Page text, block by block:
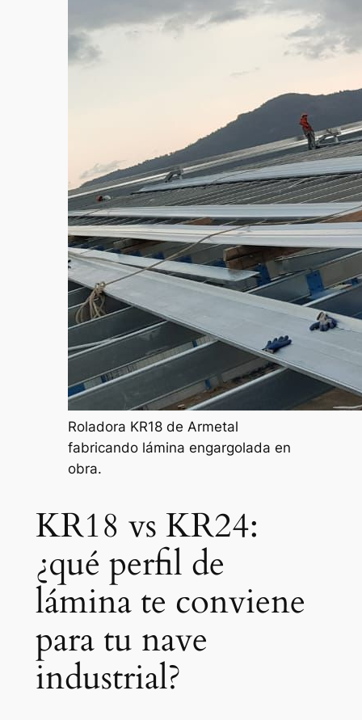
Roladora KR18 de Armetal
fabricando lámina engargolada en
obra.
KR18 vs KR24:
¿qué perfil de
lámina te conviene
para tu nave
industrial?